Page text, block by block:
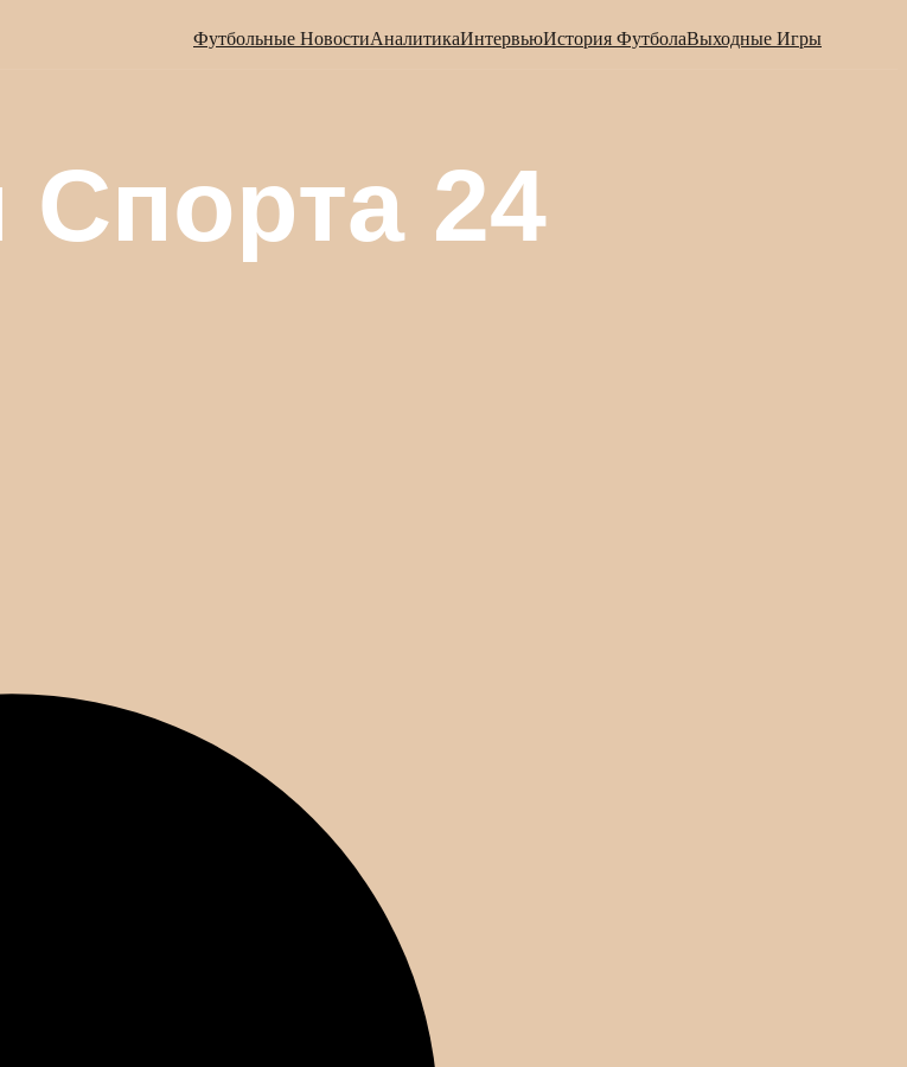
Футбольные НовостиАналитикаИнтервьюИстория ФутболаВыходные Игры